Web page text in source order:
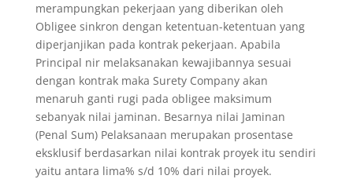
merampungkan pekerjaan yang diberikan oleh
Obligee sinkron dengan ketentuan-ketentuan yang
diperjanjikan pada kontrak pekerjaan. Apabila
Principal nir melaksanakan kewajibannya sesuai
dengan kontrak maka Surety Company akan
menaruh ganti rugi pada obligee maksimum
sebanyak nilai jaminan. Besarnya nilai Jaminan
(Penal Sum) Pelaksanaan merupakan prosentase
eksklusif berdasarkan nilai kontrak proyek itu sendiri
yaitu antara lima% s/d 10% dari nilai proyek.